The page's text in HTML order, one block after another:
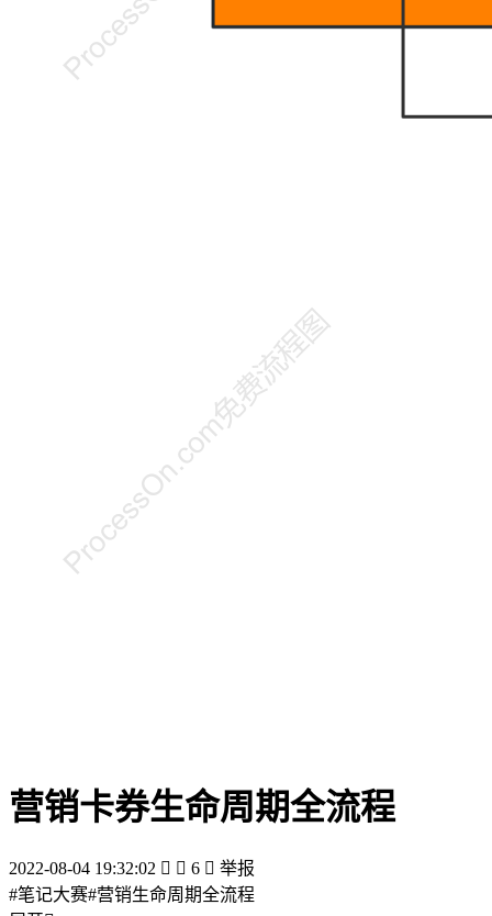
营销卡券生命周期全流程
2022-08-04 19:32:02   6  举报
#笔记大赛#营销生命周期全流程